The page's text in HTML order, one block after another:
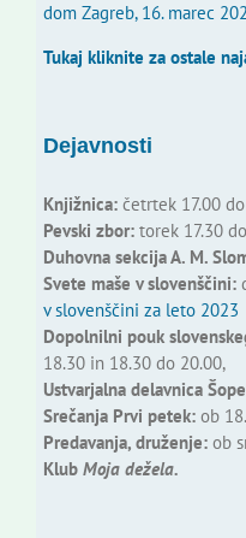
dom Zagreb, 16. marec
Tukaj kliknite za ostale
Dejavnosti
Knjižnica:četrtek 17.00
Pevski zbor:torek 17.30
Duhovna sekcija A. M.
Svete maše v slovenščini:
v slovenščini za leto 2023
Dopolnilni pouk
18.30 in 18.30 do 20.00,
Ustvarjalna delavnica
Srečanja Prvi petek:ob
Predavanja, druženje:ob
Klub Moja dežela.